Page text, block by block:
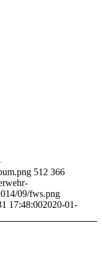
512 366
09/fws.png
17:48:002020-01-